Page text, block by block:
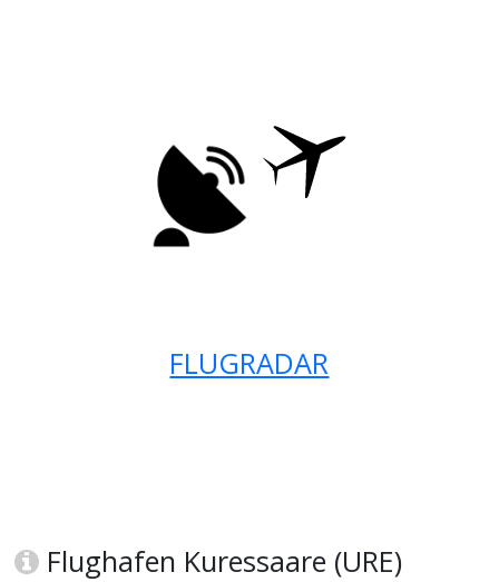
FLUGRADAR
Flughafen Kuressaare (URE)